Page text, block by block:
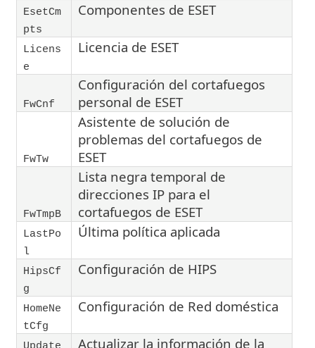
EsetCm
pts
Componentes de ESET
Licens
e
Licencia de ESET
FwCnf
Configuración del cortafuegos
personal de ESET
FwTw
Asistente de solución de
problemas del cortafuegos de
ESET
FwTmpB
Lista negra temporal de
direcciones IP para el
cortafuegos de ESET
LastPo
l
Última política aplicada
HipsCf
g
Configuración de HIPS
HomeNe
tCfg
Configuración de Red doméstica
Actualizar la información de la